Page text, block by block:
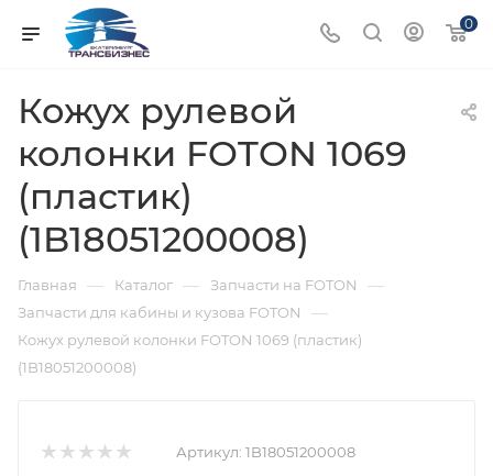
0
Кожух рулевой
колонки FOTON 1069
(пластик)
(1B18051200008)
Главная — Каталог — Запчасти на FOTON —
Запчасти для кабины и кузова FOTON —
Кожух рулевой колонки FOTON 1069 (пластик)
(1B18051200008)
Артикул: 1B18051200008